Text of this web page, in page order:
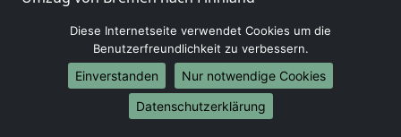
Umzug von Bremen nach Griechenland
Umzug von Bremen nach Italien
Umzug von Bremen nach Liechtenstein
Umzug von Bremen nach Luxemburg
Umzug von Bremen nach Niederlande
Diese Internetseite verwendet Cookies um die
Benutzerfreundlichkeit zu verbessern.
Einverstanden
Nur notwendige Cookies
Datenschutzerklärung